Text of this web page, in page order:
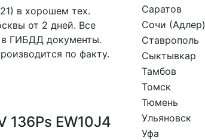
в хорошем тех.
от 2 дней. Все
в ГИБДД документы.
по факту.
136Ps EW10J4
Саратов
Сочи (Адлер)
Ставрополь
Сыктывкар
Тамбов
Томск
Тюмень
Ульяновск
Уфа